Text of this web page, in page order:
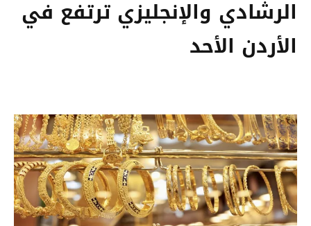
الرشادي والإنجليزي ترتفع في
الأردن الأحد